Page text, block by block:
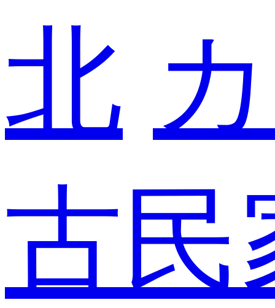
北
古民